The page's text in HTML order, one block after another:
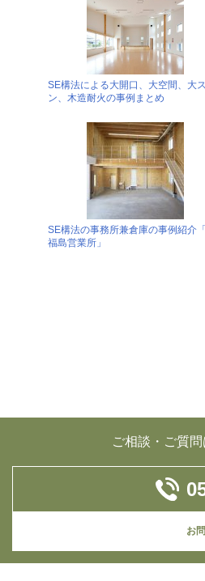
SE構法による大開口、大空間、大
ン、木造耐火の事例まとめ
SE構法の事務所兼倉庫の事例紹介
福島営業所」
ご相談・ご質
お